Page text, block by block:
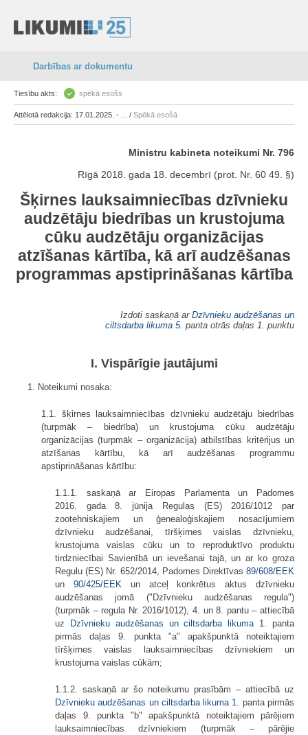
Darbības ar dokumentu
Tiesību akts: spēkā esošs
Attēlotā redakcija: 17.01.2025. - ... / Spēkā esošā
Ministru kabineta noteikumi Nr. 796
Rīgā 2018. gada 18. decembrī (prot. Nr. 60 49. §)
Šķirnes lauksaimniecības dzīvnieku
audzētāju biedrības un krustojuma
cūku audzētāju organizācijas
atzīšanas kārtība, kā arī audzēšanas
programmas apstiprināšanas kārtība
Izdoti saskaņā ar Dzīvnieku audzēšanas un
ciltsdarba likuma 5. panta otrās daļas 1. punktu
I. Vispārīgie jautājumi
1. Noteikumi nosaka:
1.1. šķirnes lauksaimniecības dzīvnieku audzētāju biedrības
(turpmāk – biedrība) un krustojuma cūku audzētāju
organizācijas (turpmāk – organizācija) atbilstības kritērijus un
atzīšanas kārtību, kā arī audzēšanas programmu
apstiprināšanas kārtību:
1.1.1. saskaņā ar Eiropas Parlamenta un Padomes
2016. gada 8. jūnija Regulas (ES) 2016/1012 par
zootehniskajiem un ģenealoģiskajiem nosacījumiem
dzīvnieku audzēšanai, tīršķirnes vaislas dzīvnieku,
krustojuma vaislas cūku un to reproduktīvo produktu
tirdzniecībai Savienībā un ievešanai tajā, un ar ko groza
Regulu (ES) Nr. 652/2014, Padomes Direktīvas 89/608/EEK
un 90/425/EEK un atceļ konkrētus aktus dzīvnieku
audzēšanas jomā ("Dzīvnieku audzēšanas regula")
(turpmāk – regula Nr. 2016/1012), 4. un 8. pantu – attiecībā
uz Dzīvnieku audzēšanas un ciltsdarba likuma 1.
panta
pirmās daļas 9. punkta "a" apakšpunktā noteiktajiem
tīršķirnes vaislas lauksaimniecības dzīvniekiem un
krustojuma vaislas cūkām;
1.1.2. saskaņā ar šo noteikumu prasībām – attiecībā uz
Dzīvnieku audzēšanas un ciltsdarba likuma 1.
panta pirmās
daļas 9. punkta "b" apakšpunktā noteiktajiem pārējiem
lauksaimniecības dzīvniekiem (turpmāk – pārējie